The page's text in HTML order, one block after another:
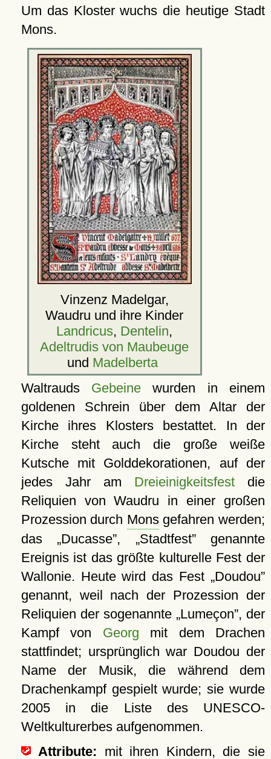
Um das Kloster wuchs die heutige Stadt
Mons.
Vinzenz Madelgar,
Waudru und ihre Kinder
Landricus, Dentelin,
Adeltrudis von Maubeuge
und Madelberta
Waltrauds Gebeine wurden in einem
goldenen Schrein über dem Altar der
Kirche ihres Klosters bestattet. In der
Kirche steht auch die große weiße
Kutsche mit Golddekorationen, auf der
jedes Jahr am Dreieinigkeitsfestdie
Reliquien von Waudru in einer großen
Prozession durch Monsgefahren werden;
das Ducasse , Stadtfest genannte
Ereignis ist das größte kulturelle Fest der
Wallonie. Heute wird das Fest
Doudou
genannt, weil nach der Prozession der
Reliquien der sogenannte Lumeçon , der
Kampf von Georg mit dem Drachen
stattfindet; ursprünglich war Doudou der
Name der Musik, die während dem
Drachenkampf gespielt wurde; sie wurde
2005 in die Liste des UNESCO-
Weltkulturerbes aufgenommen.
Attribute: mit ihren Kindern, die sie